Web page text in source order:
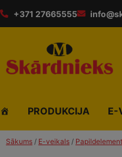
+371 27665555
PRODUKCIJA E-
Sākums / E-veikals /